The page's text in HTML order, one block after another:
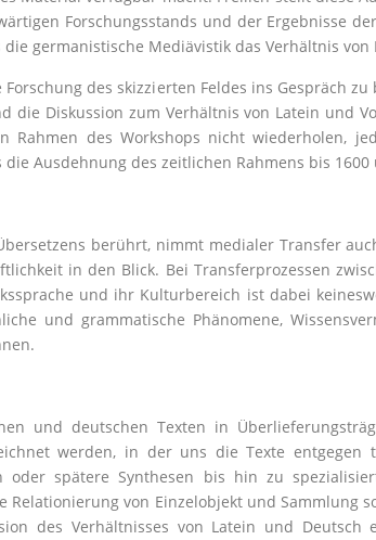
Forschungsstands und der Ergebnisse
germanistische Mediävistik das Verhältnis
des skizzierten Feldes ins Gespräch
die Diskussion zum Verhältnis von Latein und
Rahmen des Workshops nicht wiederholen,
Ausdehnung des zeitlichen Rahmens bis
berührt, nimmt medialer Transfer
in den Blick. Bei Transferprozessen
und ihr Kulturbereich ist dabei
und grammatische Phänomene,
und deutschen Texten in
werden, in der uns die Texte
spätere Synthesen bis hin zu
von Einzelobjekt und Sammlung
des Verhältnisses von Latein und Deutsch